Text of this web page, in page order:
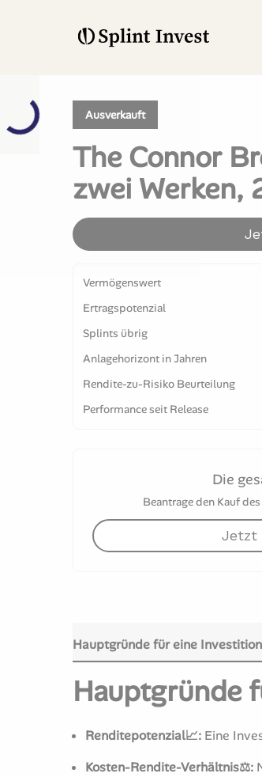
Ausverkauft
The Connor
zwei Werken,
Vermögenswert
Ertragspotenzial
Splints übrig
Anlagehorizont in Jahren
Rendite-zu-Risiko Beurteilung
Performance seit Release
Die
Beantrage den Kauf
Jetzt
Hauptgründe für eine Investition
Hauptgründe
Renditepotenzial📈: Eine
Kosten-Rendite-Verhältnis⚖️: